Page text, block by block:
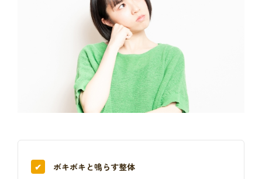
ボキボキと鳴らす整体